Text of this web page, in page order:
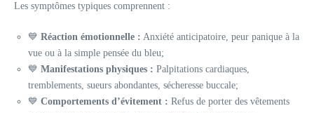
Les symptômes typiques comprennent :
💙 Réaction émotionnelle : Anxiété anticipatoire, peur panique à la
vue ou à la simple pensée du bleu;
💙 Manifestations physiques : Palpitations cardiaques,
tremblements, sueurs abondantes, sécheresse buccale;
💙 Comportements d’évitement : Refus de porter des vêtements